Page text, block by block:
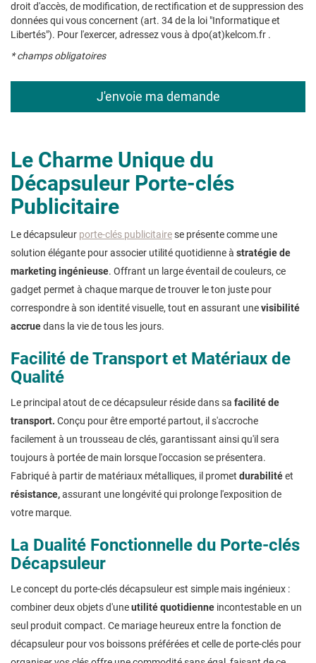
droit d'accès, de modification, de rectification et de suppression des
données qui vous concernent (art. 34 de la loi "Informatique et
Libertés"). Pour l'exercer, adressez vous à dpo(at)kelcom.fr .
* champs obligatoires
Le Charme Unique du
Décapsuleur Porte-clés
Publicitaire
Le décapsuleur porte-clés publicitairese présente comme une
solution élégante pour associer utilité quotidienne à stratégie de
marketing ingénieuse. Offrant un large éventail de couleurs, ce
gadget permet à chaque marque de trouver le ton juste pour
correspondre à son identité visuelle, tout en assurant unevisibilité
accruedans la vie de tous les jours.
Facilité de Transport et Matériaux de
Qualité
Le principal atout de ce décapsuleur réside dans sa facilitéde
transport. Conçu pour être emporté partout, il s'accroche
facilement à un trousseau de clés, garantissant ainsi qu'il sera
toujours à portée de main lorsque l'occasion se présentera.
Fabriqué à partir de matériaux métalliques, il promet durabilitéet
résistance,assurant une longévité qui prolonge l'exposition de
votre marque.
La Dualité Fonctionnelle du Porte-clés
Décapsuleur
Le concept du porte-clés décapsuleur est simple mais ingénieux :
combiner deux objets d'uneutilitéquotidienne incontestable en un
seul produit compact. Ce mariage heureux entre la fonction de
décapsuleur pour vos boissons préférées et celle de porte-clés pour